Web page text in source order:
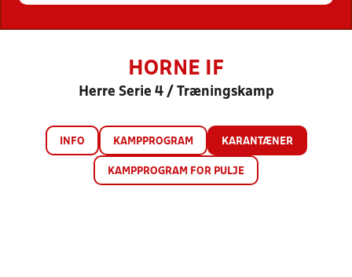
HORNE IF
Herre Serie 4 / Træningskamp
INFO KAMPPROGRAM KARANTÆNER
KAMPPROGRAM FOR PULJE